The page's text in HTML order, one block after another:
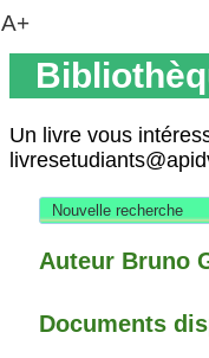
Un livre vous
Nouvelle recherche
Auteur Bruno
Documents
A+